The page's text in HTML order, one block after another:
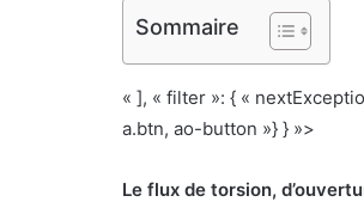
Sommaire
« ], « filter »: { «
a.btn, ao-button »} } »>
Le flux de torsion,